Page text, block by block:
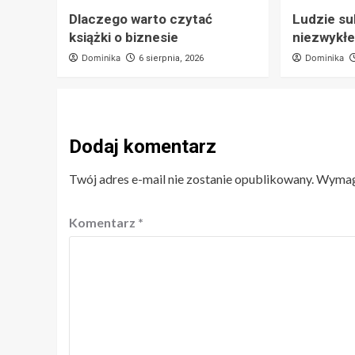
Dlaczego warto czytać
książki o biznesie
Dominika 6 sierpnia, 2026
Ludzie
Dominika
Dodaj komentarz
Twój adres e-mail nie zostanie opublikowany.
Komentarz *